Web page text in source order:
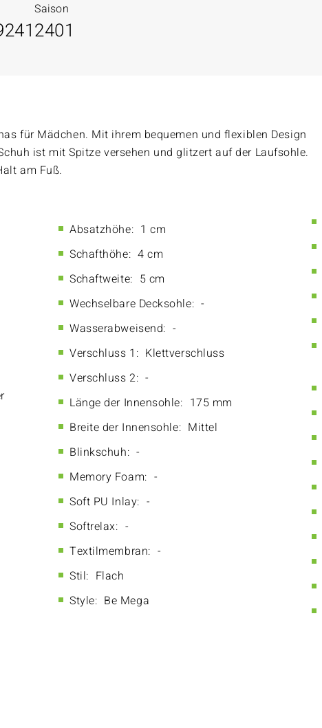
Saison
2401
für Mädchen. Mit ihrem bequemen und flexiblen Design
ist mit Spitze versehen und glitzert auf der Laufsohle.
am Fuß.
Absatzhöhe: 1 cm
Schafthöhe: 4 cm
Schaftweite: 5 cm
Wechselbare Decksohle: -
Wasserabweisend: -
Verschluss 1: Klettverschluss
Verschluss 2: -
Länge der Innensohle: 175 mm
Breite der Innensohle: Mittel
Blinkschuh: -
Memory Foam: -
Soft PU Inlay: -
Softrelax: -
Textilmembran: -
Stil: Flach
Style: Be Mega